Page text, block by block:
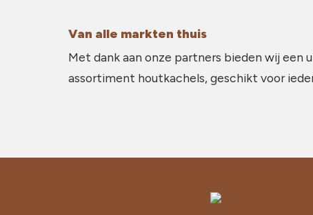
Van alle markten thuis
Met dank aan onze partners bieden wij een
assortiment houtkachels, geschikt voor